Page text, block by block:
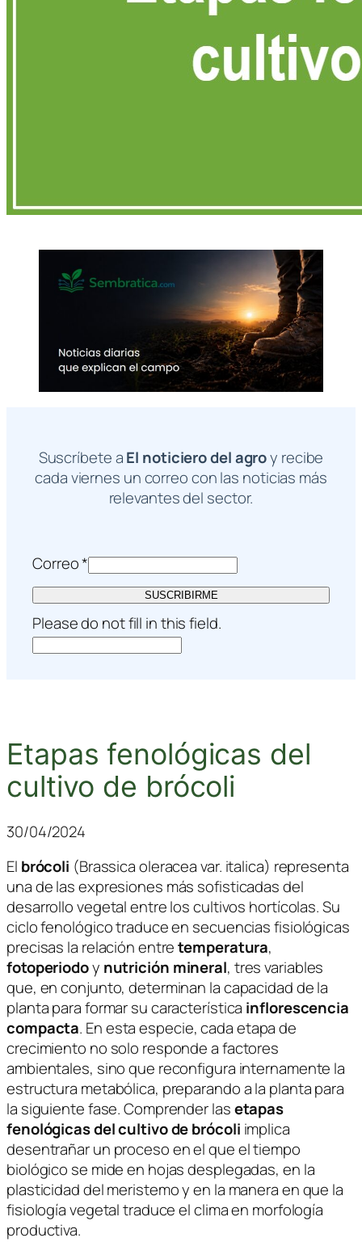
Suscríbete aEl noticiero del agroy recibe
cada viernes un correo con las noticias más
relevantes del sector.
Correo*
SUSCRIBIRME
Please do not fill in this field.
Etapas fenológicas del
cultivo de brócoli
30/04/2024
El brócoli (Brassica oleraceavar. italica) representa
una de las expresiones más sofisticadas del
desarrollo vegetal entre los cultivos hortícolas. Su
ciclo fenológico traduce en secuencias fisiológicas
precisas la relación entretemperatura,
fotoperiodoy nutrición mineral, tres variables
que, en conjunto, determinan la capacidad de la
planta para formar su característica inflorescencia
compacta. En esta especie, cada etapa de
crecimiento no solo responde a factores
ambientales, sino que reconfigura internamente la
estructura metabólica, preparando a la planta para
la siguiente fase. Comprender lasetapas
fenológicas del cultivo de brócoli implica
desentrañar un proceso en el que el tiempo
biológico se mide en hojas desplegadas, en la
plasticidad del meristemo y en la manera en que la
fisiología vegetal traduce el clima en morfología
productiva.